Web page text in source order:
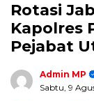
Rotasi
Kapolres
Pejabat
Admin MP
Sabtu, 9